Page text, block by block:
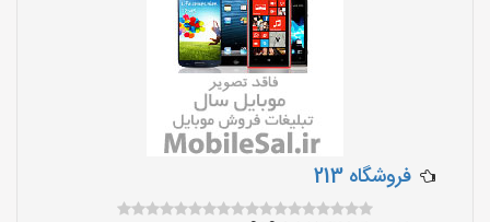
فروشگاه 213